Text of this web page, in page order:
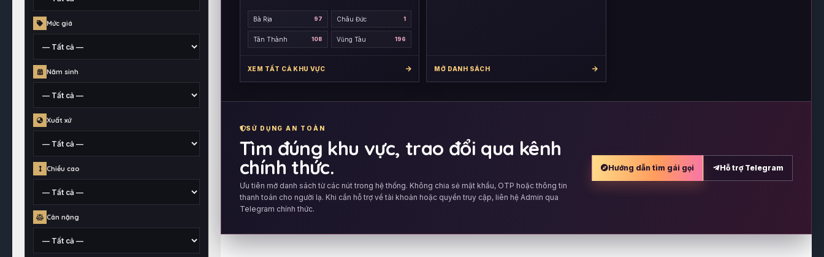
Bà Rịa 97 Châu Đức 1
Tân Thành 108 Vũng Tàu 196
XEM TẤT CẢ KHU VỰC MỞ DANH SÁCH
SỬ DỤNG AN TOÀN
Tìm đúng khu vực, trao đổi qua kênh
chính thức.
Ưu tiên mở danh sách từ các nút trong hệ thống. Không chia sẻ mật khẩu, OTP hoặc thông tin
thanh toán cho người lạ. Khi cần hỗ trợ về tài khoản hoặc quyền truy cập, liên hệ Admin qua
Telegram chính thức.
Hướng dẫn tìm gái gọi Hỗ trợ Telegram
chọn.
Tỉnh,
thành
hoặc
quận
huyện
Mức giá
Mức
giá
gắn
cho
hồ
Năm sinh
Thông
tin
sinh
Xuất xứ
Khu
vực
xứ
Chiều cao
Chiều
cao
khảo
Cân nặng